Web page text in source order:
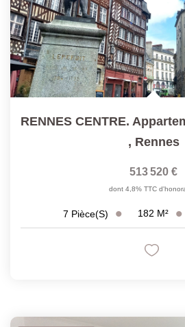
, Rennes
513 520 €
dont 4,8% TTC
7 Pièce(s) 182 M²